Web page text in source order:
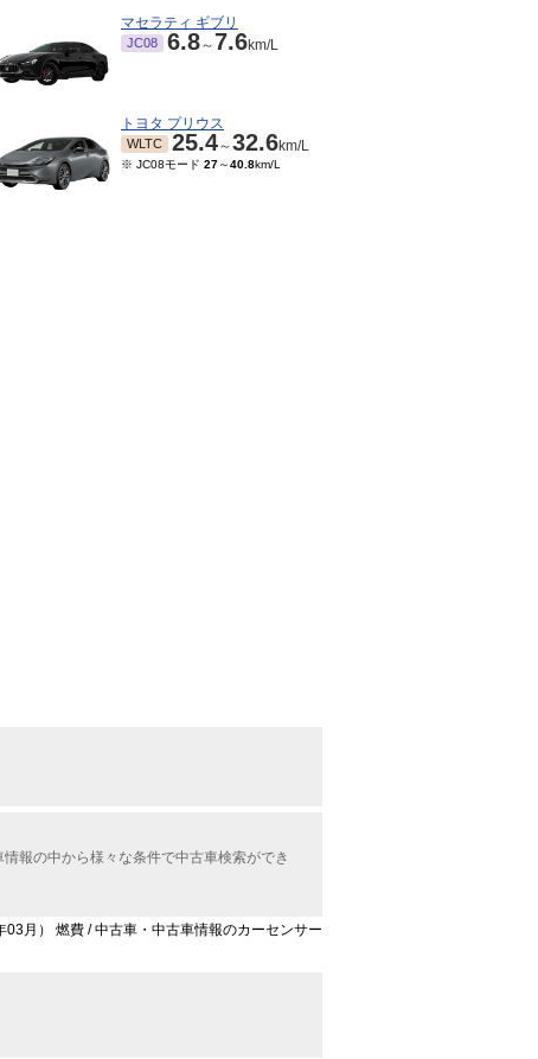
マセラティ ギブリ
JC08 6.8～7.6km/L
トヨタ プリウス
WLTC 25.4～32.6km/L
※ JC08モード 27～40.8km/L
報の中から様々な条件で中古車検索ができ
月） 燃費 / 中古車・中古車情報のカーセンサー